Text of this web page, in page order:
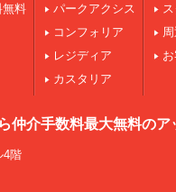
無料
パークアクシス
コンフォリア
レジディア
カスタリア
仲介手数料最大無料の
4階